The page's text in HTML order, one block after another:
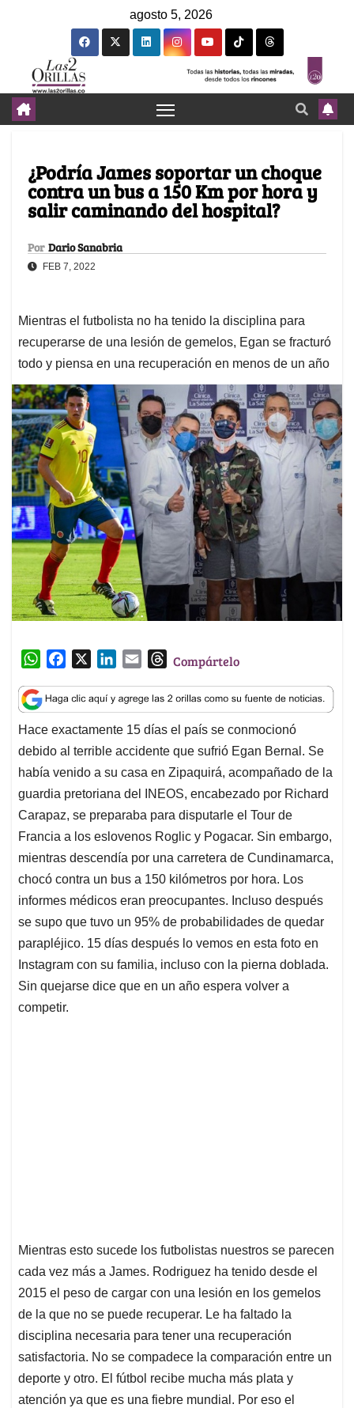
agosto 5, 2026
¿Podría James soportar un choque
contra un bus a 150 Km por hora y
salir caminando del hospital?
Por Dario Sanabria
FEB 7, 2022
Mientras el futbolista no ha tenido la disciplina para
recuperarse de una lesión de gemelos, Egan se fracturó
todo y piensa en una recuperación en menos de un año
W
a
t
s
A
p
p
c
e
b
o
o
k
n
k
e
d
I
n
a
i
l
T
r
e
a
d
s
Compártelo
Hace exactamente 15 días el país se conmocionó
debido al terrible accidente que sufrió Egan Bernal. Se
había venido a su casa en Zipaquirá, acompañado de la
guardia pretoriana del INEOS, encabezado por Richard
Carapaz, se preparaba para disputarle el Tour de
Francia a los eslovenos Roglic y Pogacar. Sin embargo,
mientras descendía por una carretera de Cundinamarca,
chocó contra un bus a 150 kilómetros por hora. Los
informes médicos eran preocupantes. Incluso después
se supo que tuvo un 95% de probabilidades de quedar
parapléjico. 15 días después lo vemos en esta foto en
Instagram con su familia, incluso con la pierna doblada.
Sin quejarse dice que en un año espera volver a
competir.
Mientras esto sucede los futbolistas nuestros se parecen
cada vez más a James. Rodriguez ha tenido desde el
2015 el peso de cargar con una lesión en los gemelos
de la que no se puede recuperar. Le ha faltado la
disciplina necesaria para tener una recuperación
satisfactoria. No se compadece la comparación entre un
deporte y otro. El fútbol recibe mucha más plata y
atención ya que es una fiebre mundial. Por eso el